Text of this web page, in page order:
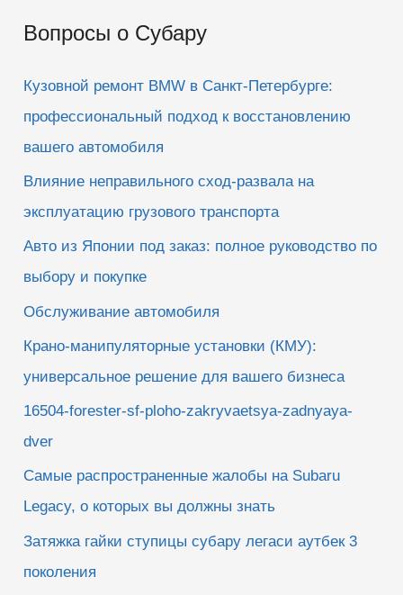
с
Вопросы о Субару
Кузовной ремонт BMW в Санкт-Петербурге:
профессиональный подход к восстановлению
вашего автомобиля
Влияние неправильного сход-развала на
эксплуатацию грузового транспорта
Авто из Японии под заказ: полное руководство по
выбору и покупке
Обслуживание автомобиля
Крано-манипуляторные установки (КМУ):
универсальное решение для вашего бизнеса
16504-forester-sf-ploho-zakryvaetsya-zadnyaya-
dver
Самые распространенные жалобы на Subaru
Legacy, о которых вы должны знать
Затяжка гайки ступицы субару легаси аутбек 3
поколения